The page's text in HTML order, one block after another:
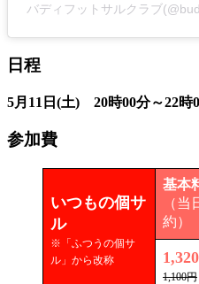
バディフットサルクラブ
日程
5月11日(土) 20時00分～22時
参加費
いつもの個サ
ル
※「ふつうの個サ
ル」から改称
基本
（当
約）
1,100円